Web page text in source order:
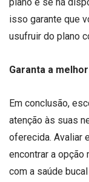
isso garante que
usufruir do plano
Garanta a
Em conclusão,
atenção às suas
oferecida. Avaliar
encontrar a opção
com a saúde